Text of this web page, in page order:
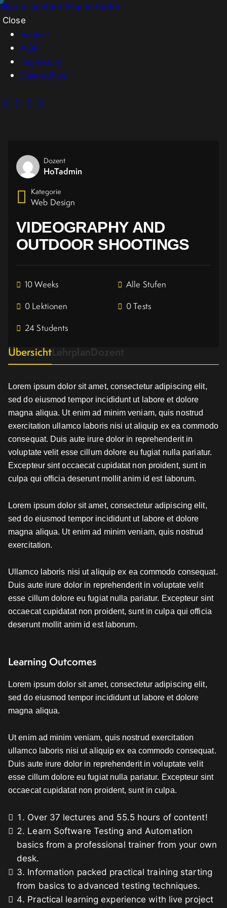
Skip to content Skip to footer
Close
Kontakt
AGB
Impressum
Datenschutz
Dozent
HoTadmin
Kategorie
Web Design
VIDEOGRAPHY AND
OUTDOOR SHOOTINGS
10 Weeks
Alle Stufen
0 Lektionen
0 Tests
24 Students
ÜbersichtLehrplanDozent
Lorem ipsum dolor sit amet, consectetur adipiscing elit,
sed do eiusmod tempor incididunt ut labore et dolore
magna aliqua. Ut enim ad minim veniam, quis nostrud
exercitation ullamco laboris nisi ut aliquip ex ea commodo
consequat. Duis aute irure dolor in reprehenderit in
voluptate velit esse cillum dolore eu fugiat nulla pariatur.
Excepteur sint occaecat cupidatat non proident, sunt in
culpa qui officia deserunt mollit anim id est laborum.
Lorem ipsum dolor sit amet, consectetur adipiscing elit,
sed do eiusmod tempor incididunt ut labore et dolore
magna aliqua. Ut enim ad minim veniam, quis nostrud
exercitation.
Ullamco laboris nisi ut aliquip ex ea commodo consequat.
Duis aute irure dolor in reprehenderit in voluptate velit
esse cillum dolore eu fugiat nulla pariatur. Excepteur sint
occaecat cupidatat non proident, sunt in culpa qui officia
deserunt mollit anim id est laborum.
Learning Outcomes
Lorem ipsum dolor sit amet, consectetur adipiscing elit,
sed do eiusmod tempor incididunt ut labore et dolore
magna aliqua.
Ut enim ad minim veniam, quis nostrud exercitation
ullamco laboris nisi ut aliquip ex ea commodo consequat.
Duis aute irure dolor in reprehenderit in voluptate velit
esse cillum dolore eu fugiat nulla pariatur. Excepteur sint
occaecat cupidatat non proident, sunt in culpa.
Over 37 lectures and 55.5 hours of content!
Learn Software Testing and Automation
basics from a professional trainer from your own
desk.
Information packed practical training starting
from basics to advanced testing techniques.
Practical learning experience with live project